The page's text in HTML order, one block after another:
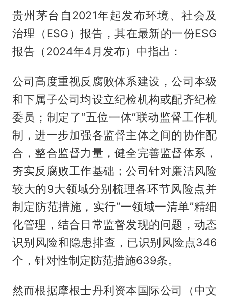
贵州茅台自2021年起发布环境、社会及
治理（ESG）报告，其在最新的一份ESG
报告（2024年4月发布）中指出：
公司高度重视反腐败体系建设，公司本级
和下属子公司均设立纪检机构或配齐纪检
委员；制定了“五位一体”联动监督工作机
制，进一步加强各监督主体之间的协作配
合，整合监督力量，健全完善监督体系，
夯实反腐败工作基础；公司针对廉洁风险
较大的9大领域分别梳理各环节风险点并
制定防范措施，实行“一领域一清单”精细
化管理，结合日常监督发现的问题，动态
识别风险和隐患排查，已识别风险点346
个，针对性制定防范措施639条。
然而根据摩根士丹利资本国际公司（中文